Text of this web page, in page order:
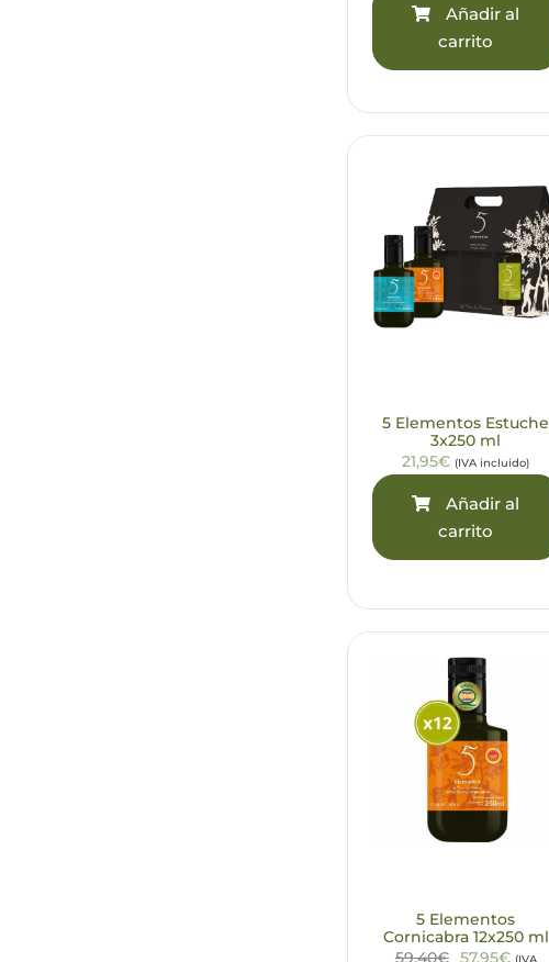
Añadir al
carrito
5 Elementos Estuche
3x250 ml
21,95€ (IVA incluido)
Añadir al
carrito
5 Elementos
Cornicabra 12x250 ml